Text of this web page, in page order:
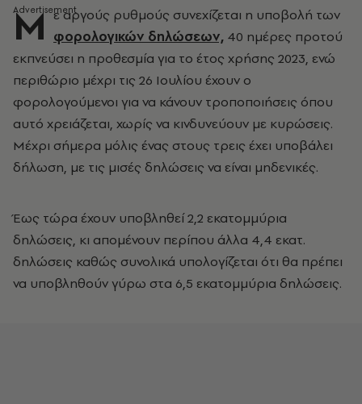
Μ ε αργούς ρυθμούς συνεχίζεται η υποβολή των
φορολογικών δηλώσεων, 40 ημέρες προτού
εκπνεύσει η προθεσμία για το έτος χρήσης 2023, ενώ
περιθώριο μέχρι τις 26 Ιουλίου έχουν ο
φορολογούμενοι για να κάνουν τροποποιήσεις όπου
αυτό χρειάζεται, χωρίς να κινδυνεύουν με κυρώσεις.
Μέχρι σήμερα μόλις ένας στους τρεις έχει υποβάλει
δήλωση, με τις μισές δηλώσεις να είναι μηδενικές.
Έως τώρα έχουν υποβληθεί 2,2 εκατομμύρια
δηλώσεις, κι απομένουν περίπου άλλα 4,4 εκατ.
δηλώσεις καθώς συνολικά υπολογίζεται ότι θα πρέπει
να υποβληθούν γύρω στα 6,5 εκατομμύρια δηλώσεις.